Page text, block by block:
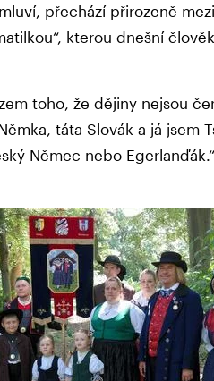
přechází přirozeně
kterou dnešní
toho, že dějiny nejsou
táta Slovák a já jsem
Němec nebo Egerlanďák.“